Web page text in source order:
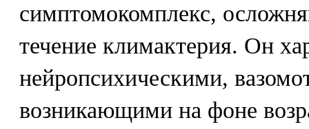
симптомокомплекс,
течение климактерия. Он
нейропсихическими,
возникающими на фоне